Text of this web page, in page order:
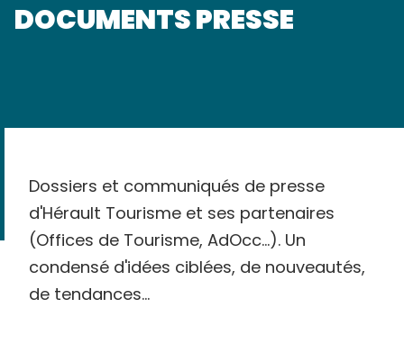
DOCUMENTS PRESSE
Dossiers et communiqués de presse
d'Hérault Tourisme et ses partenaires
(Offices de Tourisme, AdOcc...). Un
condensé d'idées ciblées, de nouveautés,
de tendances...